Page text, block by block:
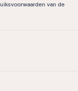
van de